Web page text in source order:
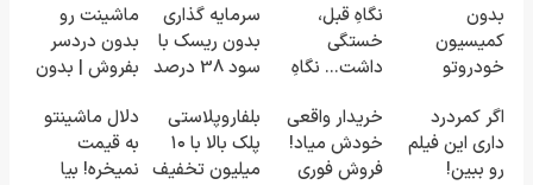
بدون
کمیسیون
خودروتو
نگاهِ قبل،
خستگی
داشت... نگاهِ
🌸 بلفا با 25%
تخفیف
سرمایه گذاری
بدون ریسک با
سود 38 درصد
ماشینت رو
بدون دردسر
بفروش | بدون
اگر کمردرد
داری این فیلم
رو ببین!
خریدار واقعی
خودش میاد!
فروش فوری
بلفاروپلاستی
پلک بالا با ۱۰
میلیون تخفیف
دلال ماشینتو
به قیمت
نمیخره! بیا